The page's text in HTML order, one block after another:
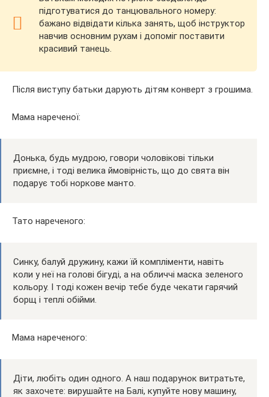
підготуватися до танцювального номеру:
бажано відвідати кілька занять, щоб інструктор
навчив основним рухам і допоміг поставити
красивий танець.
Після виступу батьки дарують дітям конверт з грошима.
Мама нареченої:
Донька, будь мудрою, говори чоловікові тільки
приємне, і тоді велика ймовірність, що до свята він
подарує тобі норкове манто.
Тато нареченого:
Синку, балуй дружину, кажи їй компліменти, навіть
коли у неї на голові бігуді, а на обличчі маска зеленого
кольору. І тоді кожен вечір тебе буде чекати гарячий
борщ і теплі обійми.
Мама нареченого:
Діти, любіть один одного. А наш подарунок витратьте,
як захочете: вирушайте на Балі, купуйте нову машину,